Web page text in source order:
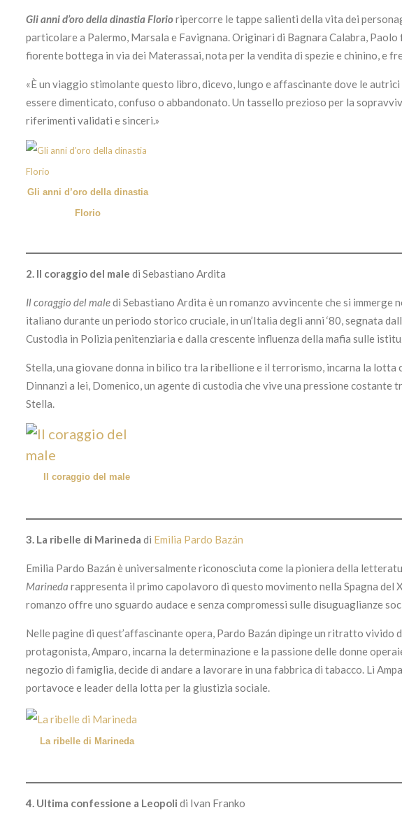
Gli anni d’oro della dinastia Florioripercorre le tappe salienti della vita dei
particolare a Palermo, Marsala e Favignana. Originari di Bagnara Calabra,
fiorente bottega in via dei Materassai, nota per la vendita di spezie e chinino, e
«È un viaggio stimolante questo libro, dicevo, lungo e affascinante dove le
essere dimenticato, confuso o abbandonato. Un tassello prezioso per la
riferimenti validati e sinceri.»
Gli anni d’oro della dinastia
Florio
2. Il coraggio del male di Sebastiano Ardita
Il coraggio del maledi Sebastiano Ardita è un romanzo avvincente che si
italiano durante un periodo storico cruciale, in un’Italia degli anni ‘80, segnata
Custodia in Polizia penitenziaria e dalla crescente influenza della mafia sulle
Stella, una giovane donna in bilico tra la ribellione e il terrorismo, incarna la lotta
Dinnanzi a lei, Domenico, un agente di custodia che vive una pressione
Stella.
Il coraggio del male
3. La ribelle di Marineda di Emilia Pardo Bazán
Emilia Pardo Bazán è universalmente riconosciuta come la pioniera della
Marineda rappresenta il primo capolavoro di questo movimento nella Spagna
romanzo offre uno sguardo audace e senza compromessi sulle disuguaglianze
Nelle pagine di quest’affascinante opera, Pardo Bazán dipinge un ritratto vivido
protagonista, Amparo, incarna la determinazione e la passione delle donne
negozio di famiglia, decide di andare a lavorare in una fabbrica di tabacco. Lì
portavoce e leader della lotta per la giustizia sociale.
La ribelle di Marineda
4. Ultima confessione a Leopoli di Ivan Franko